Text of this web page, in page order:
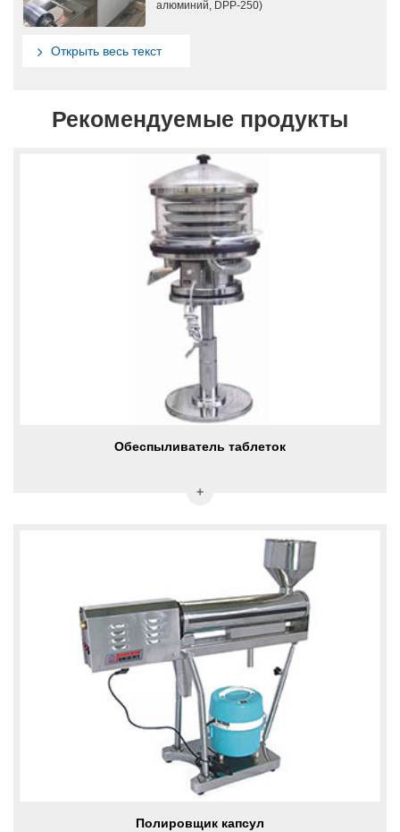
алюминий, DPP-250)
Открыть весь текст
Рекомендуемые продукты
Обеспыливатель таблеток
Полировщик капсул